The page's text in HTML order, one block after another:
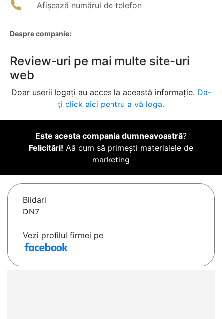
Afișează numărul de telefon
Despre companie:
Review-uri pe mai multe site-uri
web
Doar userii logați au acces la această informație. Da-
ți click aici pentru a vă loga.
Este acesta compania dumneavoastră?
Felicitări! Aă cum să primești materialele de
marketing
Blidari
DN7
Vezi profilul firmei pe